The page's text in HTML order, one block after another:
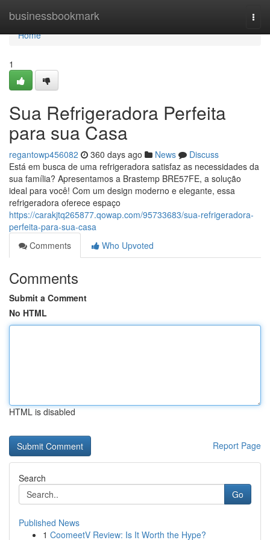
businessbookmark
Home
Home
1
Sua Refrigeradora Perfeita
para sua Casa
regantowp456082 360 days ago News
Discuss
Está em busca de uma refrigeradora satisfaz as necessidades da
sua família? Apresentamos a Brastemp BRE57FE, a solução
ideal para você! Com um design moderno e elegante, essa
refrigeradora oferece espaço
https://carakjtq265877.qowap.com/95733683/sua-refrigeradora-
perfeita-para-sua-casa
Comments
Who Upvoted
Comments
Submit a Comment
No HTML
HTML is disabled
Report Page
Search
Go
Published News
1 CoomeetV Review: Is It Worth the Hype?